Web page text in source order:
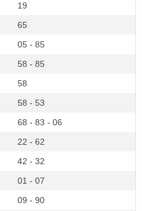
19
65
05 - 85
58 - 85
58
58 - 53
68 - 83 - 06
22 - 62
42 - 32
01 - 07
09 - 90